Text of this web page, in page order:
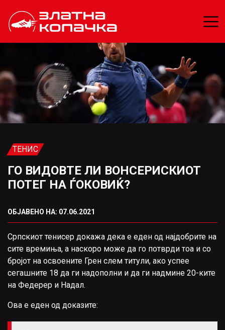
ТЕНИС
ГО ВИДОВТЕ ЛИ ВОНСЕРИСКИОТ
ПОТЕГ НА ЃОКОВИЌ?
ОБЈАВЕНО НА: 07.06.2021
Српскиот тенисер докажа дека е еден од најдобрите на
сите времиња, а наскоро може да го потврди тоа и со
бројот на освоените Грен слем титули, ако успее
сегашните 18 да ги надополни и да ги надмине 20-ките
на Федерер и Надал.
Ова е еден од доказите: